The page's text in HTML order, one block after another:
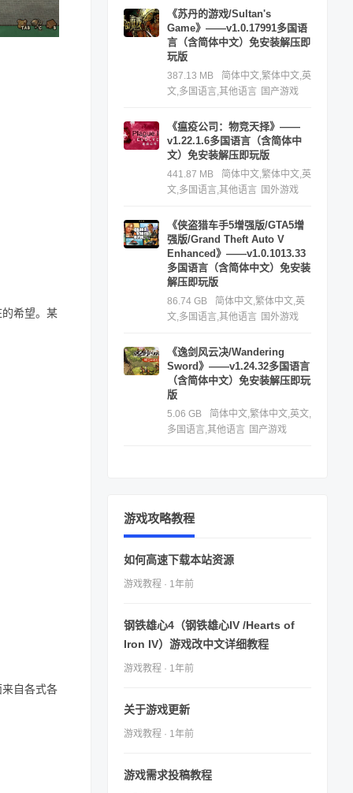
希望。某
自各式各
《苏丹的游戏/Sultan's
Game》——v1.0.17991多国语
言（含简体中文）免安装解压即
玩版
387.13 MB
简体中文,繁体中文,英
文,多国语言,其他语言 国产游戏
《瘟疫公司：物竞天择》——
v1.22.1.6多国语言（含简体中
文）免安装解压即玩版
441.87 MB
简体中文,繁体中文,英
文,多国语言,其他语言 国外游戏
《侠盗猎车手5增强版/GTA5增
强版/Grand Theft Auto V
Enhanced》——v1.0.1013.33
多国语言（含简体中文）免安装
解压即玩版
86.74 GB
简体中文,繁体中文,英
文,多国语言,其他语言 国外游戏
《逸剑风云决/Wandering
Sword》——v1.24.32多国语言
（含简体中文）免安装解压即玩
版
5.06 GB
简体中文,繁体中文,英文,
多国语言,其他语言 国产游戏
游戏攻略教程
如何高速下载本站资源
游戏教程 · 1年前
钢铁雄心4（钢铁雄心IV /Hearts of
Iron IV）游戏改中文详细教程
游戏教程 · 1年前
关于游戏更新
游戏教程 · 1年前
游戏需求投稿教程